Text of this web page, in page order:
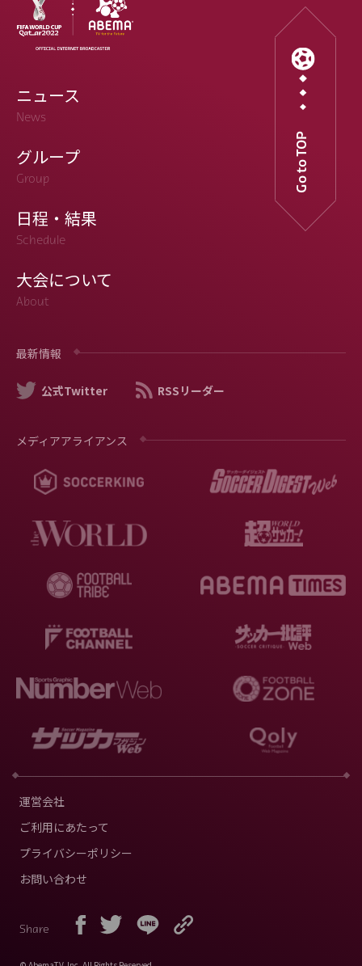
ニュース
News
グループ
Group
日程・結果
Schedule
大会について
About
最新情報
公式Twitter RSSリーダー
メディアアライアンス
Go to TOP
運営会社
ご利用にあたって
プライバシーポリシー
お問い合わせ
Share